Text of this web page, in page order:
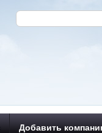
Добавить